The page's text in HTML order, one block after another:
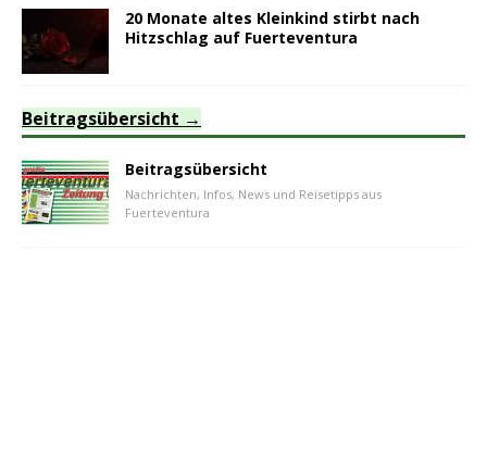
20 Monate altes Kleinkind stirbt nach
Hitzschlag auf Fuerteventura
Beitragsübersicht
Beitragsübersicht
Nachrichten, Infos, News und Reisetipps aus
Fuerteventura